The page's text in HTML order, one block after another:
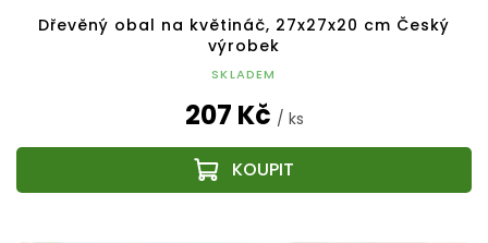
Dřevěný obal na květináč, 27x27x20 cm Český
výrobek
SKLADEM
207 Kč / ks